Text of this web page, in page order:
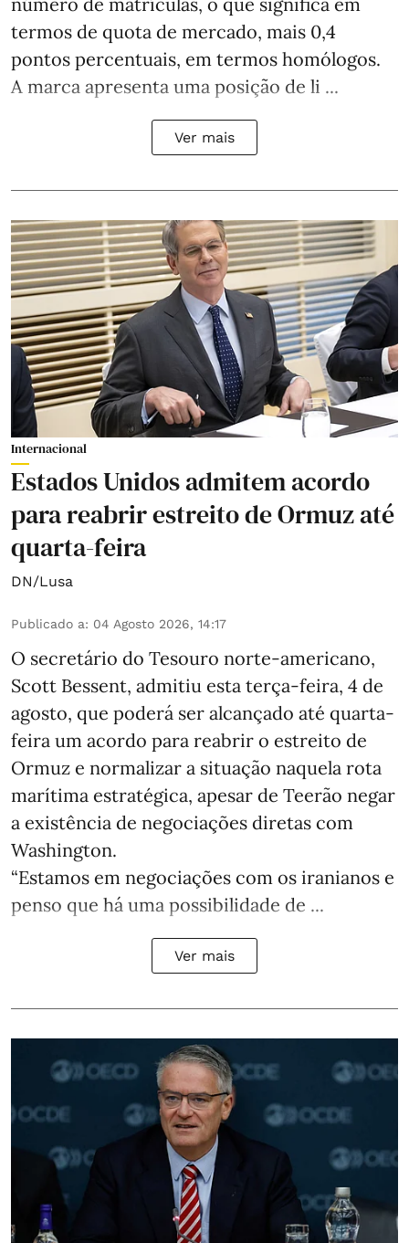
termos de quota de mercado, mais 0,4
pontos percentuais, em termos homólogos.
A marca apresenta uma posição de li ...
Ver mais
Internacional
Estados Unidos admitem acordo
para reabrir estreito de Ormuz até
quarta-feira
DN/Lusa
Publicado a: 04 Agosto 2026, 14:17
O secretário do Tesouro norte-americano,
Scott Bessent, admitiu esta terça-feira, 4 de
agosto, que poderá ser alcançado até quarta-
feira um acordo para reabrir o estreito de
Ormuz e normalizar a situação naquela rota
marítima estratégica, apesar de Teerão negar
a existência de negociações diretas com
Washington.
“Estamos em negociações com os iranianos e
penso que há uma possibilidade de ...
Ver mais